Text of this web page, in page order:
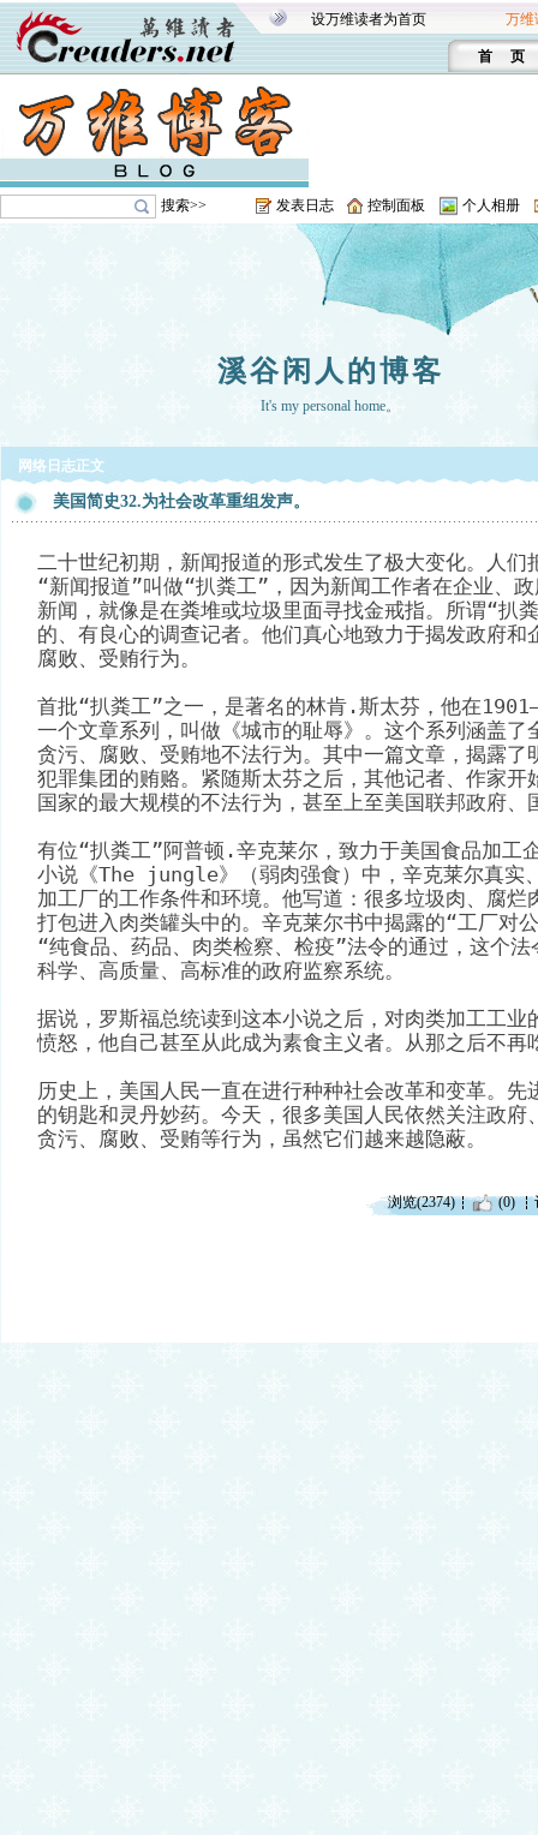
设万维读者为首页 万维
首 页
搜索>> 发表日志 控制面板 个人相册
溪谷闲人的博客
It's my personal home。
网络日志正文
美国简史32.为社会改革重组发声。
二十世纪初期，新闻报道的形式发生了极大变化。人们
“新闻报道”叫做“扒粪工”，因为新闻工作者在企业、
新闻，就像是在粪堆或垃圾里面寻找金戒指。所谓“扒
的、有良心的调查记者。他们真心地致力于揭发政府和
腐败、受贿行为。
首批“扒粪工”之一，是著名的林肯.斯太芬，他在
一个文章系列，叫做《城市的耻辱》。这个系列涵盖了
贪污、腐败、受贿地不法行为。其中一篇文章，揭露了
犯罪集团的贿赂。紧随斯太芬之后，其他记者、作家开
国家的最大规模的不法行为，甚至上至美国联邦政府、
有位“扒粪工”阿普顿.辛克莱尔，致力于美国食品加工
小说《The jungle》（弱肉强食）中，辛克莱尔真实
加工厂的工作条件和环境。他写道：很多垃圾肉、腐烂
打包进入肉类罐头中的。辛克莱尔书中揭露的“工厂对
“纯食品、药品、肉类检察、检疫”法令的通过，这个
科学、高质量、高标准的政府监察系统。
据说，罗斯福总统读到这本小说之后，对肉类加工工业
愤怒，他自己甚至从此成为素食主义者。从那之后不再
历史上，美国人民一直在进行种种社会改革和变革。先
的钥匙和灵丹妙药。今天，很多美国人民依然关注政府
贪污、腐败、受贿等行为，虽然它们越来越隐蔽。
浏览(2374) (0)